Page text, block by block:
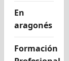
En
aragonés
Formación